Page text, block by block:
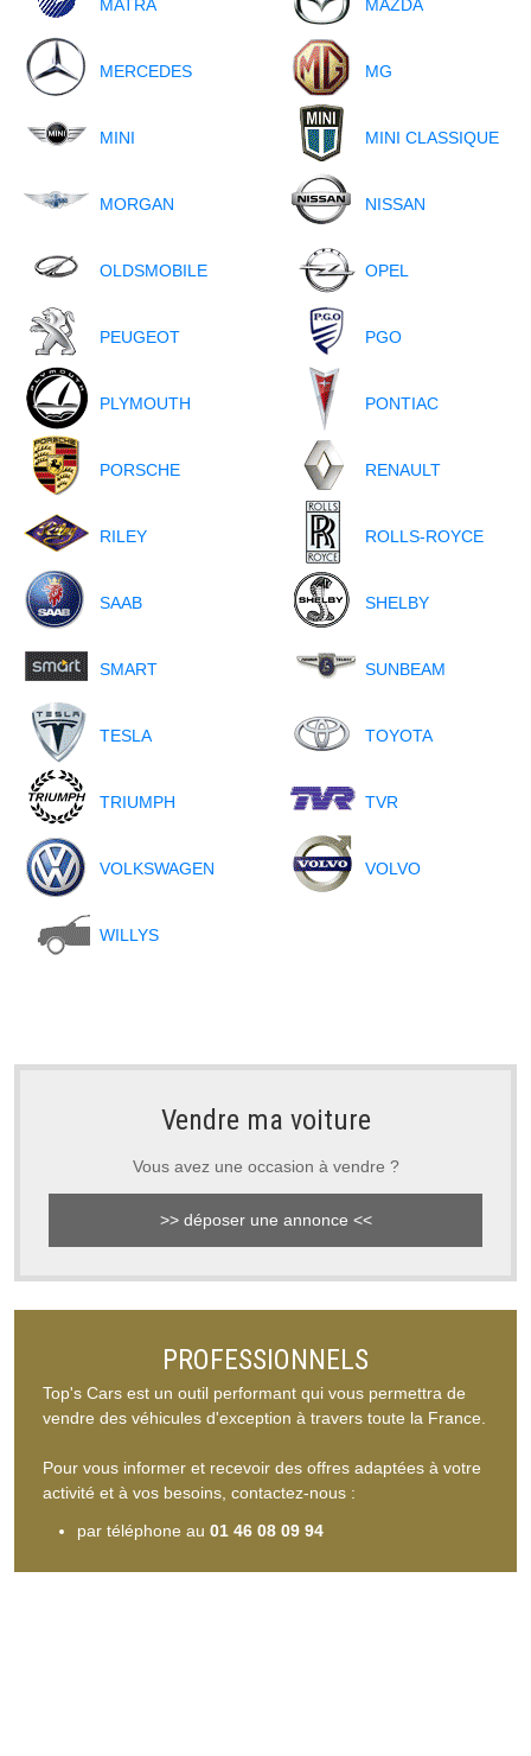
MATRA MAZDA
MERCEDES MG
MINI MINI CLASSIQUE
MORGAN NISSAN
OLDSMOBILE OPEL
PEUGEOT PGO
PLYMOUTH PONTIAC
PORSCHE RENAULT
RILEY ROLLS-ROYCE
SAAB SHELBY
SMART SUNBEAM
TESLA TOYOTA
TRIUMPH TVR
VOLKSWAGEN VOLVO
WILLYS
Vendre ma voiture
Vous avez une occasion à vendre ?
>> déposer une annonce <<
PROFESSIONNELS
Top's Cars est un outil performant qui vous permettra de
vendre des véhicules d'exception à travers toute la France.
Pour vous informer et recevoir des offres adaptées à votre
activité et à vos besoins, contactez-nous :
par téléphone au 01 46 08 09 94